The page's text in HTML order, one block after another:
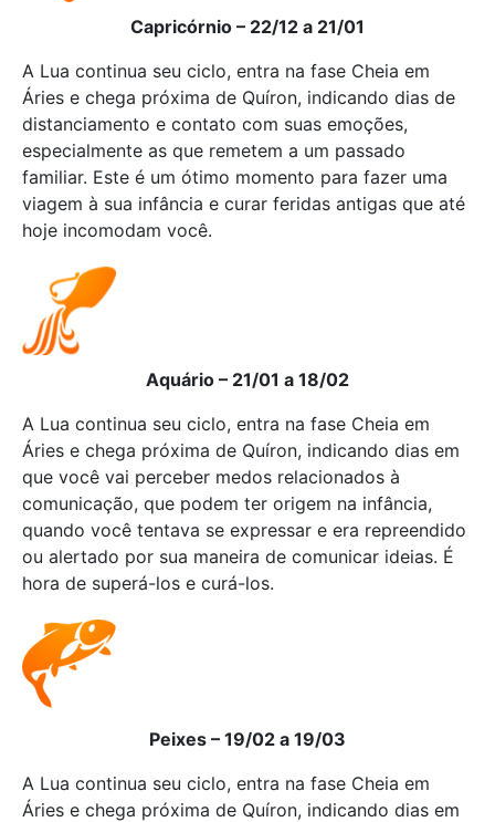
Capricórnio – 22/12 a 21/01
A Lua continua seu ciclo, entra na fase Cheia em
Áries e chega próxima de Quíron, indicando dias de
distanciamento e contato com suas emoções,
especialmente as que remetem a um passado
familiar. Este é um ótimo momento para fazer uma
viagem à sua infância e curar feridas antigas que até
hoje incomodam você.
Aquário – 21/01 a 18/02
A Lua continua seu ciclo, entra na fase Cheia em
Áries e chega próxima de Quíron, indicando dias em
que você vai perceber medos relacionados à
comunicação, que podem ter origem na infância,
quando você tentava se expressar e era repreendido
ou alertado por sua maneira de comunicar ideias. É
hora de superá-los e curá-los.
Peixes – 19/02 a 19/03
A Lua continua seu ciclo, entra na fase Cheia em
Áries e chega próxima de Quíron, indicando dias em